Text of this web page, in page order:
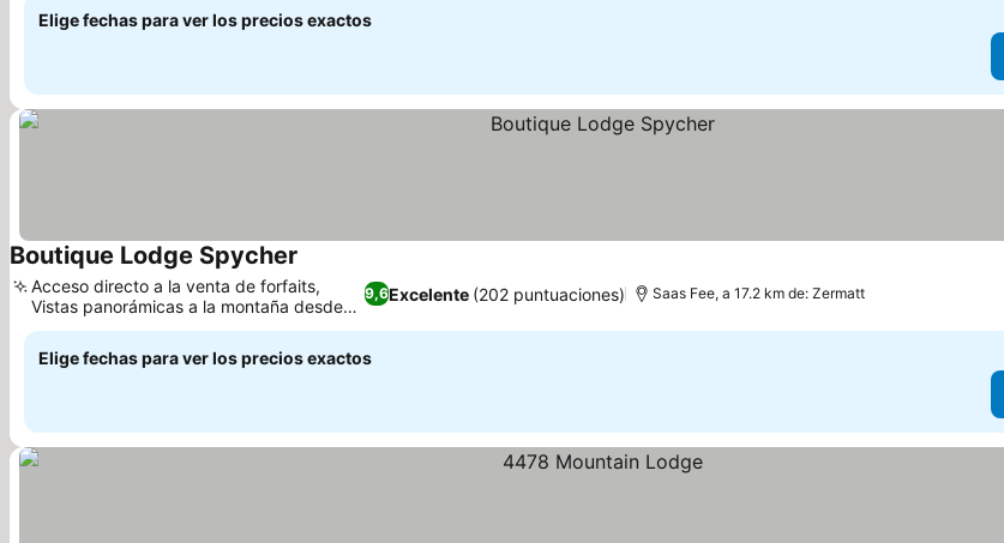
Elige fechas para ver los precios exactos
Boutique Lodge Spycher
9,6Excelente (202 puntuaciones)
Acceso directo a la venta de forfaits,
Vistas panorámicas a la montaña desde
cada habitación
Saas Fee, a 17.2 km de: Zermatt
Elige fechas para ver los precios exactos